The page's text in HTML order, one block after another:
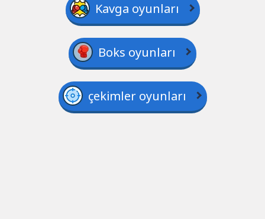
Kavga oyunları
Boks oyunları
çekimler oyunları